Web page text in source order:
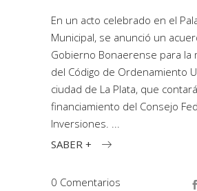
En un acto celebrado en el
Municipal, se anunció un
Gobierno Bonaerense para la
del Código de Ordenamiento
ciudad de La Plata, que
financiamiento del Consejo
Inversiones.
SABER +
0 Comentarios